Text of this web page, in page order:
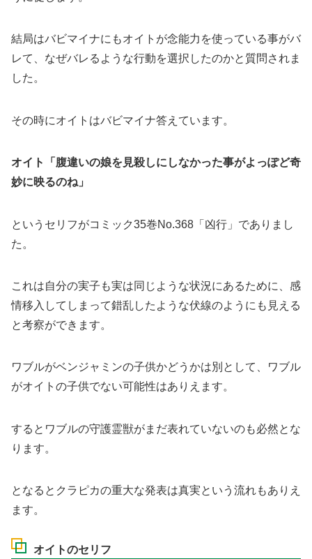
結局はバビマイナにもオイトが念能力を使っている事がバ
レて、なぜバレるような行動を選択したのかと質問されま
した。
その時にオイトはバビマイナ答えています。
オイト「腹違いの娘を見殺しにしなかった事がよっぽど奇
妙に映るのね」
というセリフがコミック35巻No.368「凶行」でありまし
た。
これは自分の実子も実は同じような状況にあるために、感
情移入してしまって錯乱したような伏線のようにも見える
と考察ができます。
ワブルがベンジャミンの子供かどうかは別として、ワブル
がオイトの子供でない可能性はありえます。
するとワブルの守護霊獣がまだ表れていないのも必然とな
ります。
となるとクラピカの重大な発表は真実という流れもありえ
ます。
オイトのセリフ